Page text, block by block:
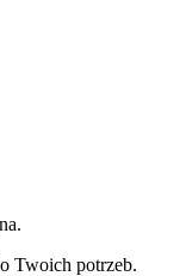
Twoich potrzeb.